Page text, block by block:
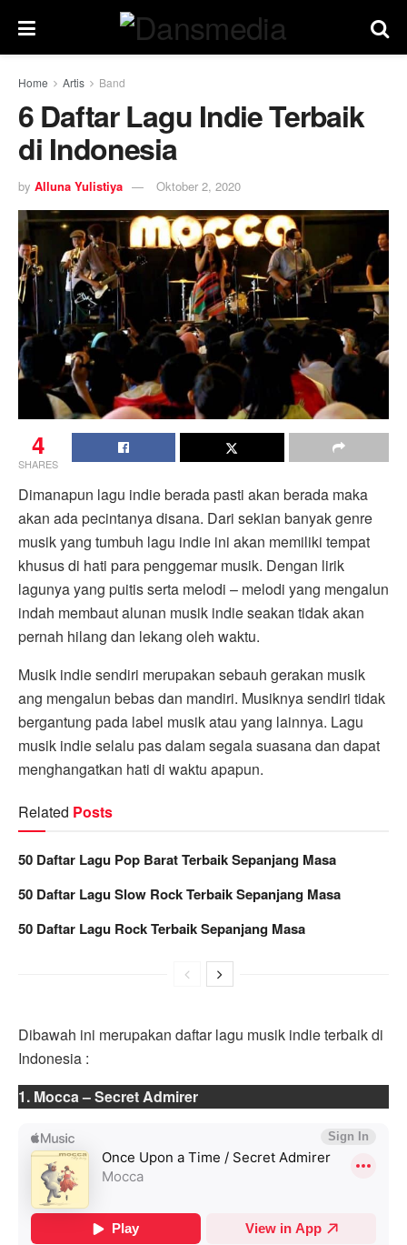
Home Artis Band
6 Daftar Lagu Indie Terbaik
di Indonesia
by Alluna Yulistiya Oktober 2, 2020
4
SHARES
Dimanapun lagu indie berada pasti akan berada maka
akan ada pecintanya disana. Dari sekian banyak genre
musik yang tumbuh lagu indie ini akan memiliki tempat
khusus di hati para penggemar musik. Dengan lirik
lagunya yang puitis serta melodi – melodi yang mengalun
indah membaut alunan musik indie seakan tidak akan
pernah hilang dan lekang oleh waktu.
Musik indie sendiri merupakan sebauh gerakan musik
ang mengalun bebas dan mandiri. Musiknya sendiri tidak
bergantung pada label musik atau yang lainnya. Lagu
musik indie selalu pas dalam segala suasana dan dapat
menghangatkan hati di waktu apapun.
Related Posts
50 Daftar Lagu Pop Barat Terbaik Sepanjang Masa
50 Daftar Lagu Slow Rock Terbaik Sepanjang Masa
50 Daftar Lagu Rock Terbaik Sepanjang Masa
Dibawah ini merupakan daftar lagu musik indie terbaik di
Indonesia :
1. Mocca – Secret Admirer